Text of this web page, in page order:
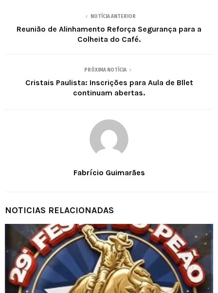
NOTÍCIA ANTERIOR
Reunião de Alinhamento Reforça Segurança para a
Colheita do Café.
PRÓXIMA NOTÍCIA
Cristais Paulista: Inscrições para Aula de Bllet
continuam abertas.
Fabrício Guimarães
NOTICIAS RELACIONADAS